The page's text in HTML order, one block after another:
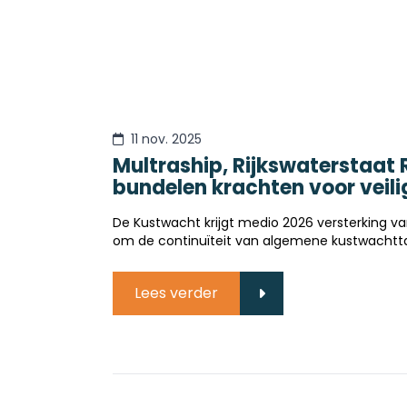
11 nov. 2025
Multraship, Rijkswaterstaat
bundelen krachten voor
De Kustwacht krijgt medio 2026 versterking
om de continuïteit van algemene
Lees verder